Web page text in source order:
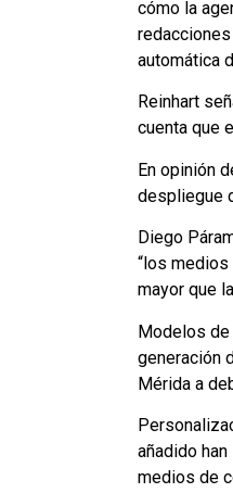
cómo la
automática
Reinhart
cuenta que
En opinión
despliegue
Diego
“los
mayor que
Modelos de
generación
Mérida a
añadido
medios de